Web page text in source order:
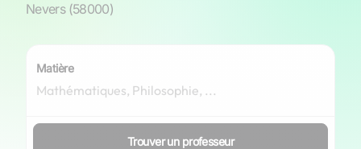
Nevers (58000)
Matière
Trouver un professeur